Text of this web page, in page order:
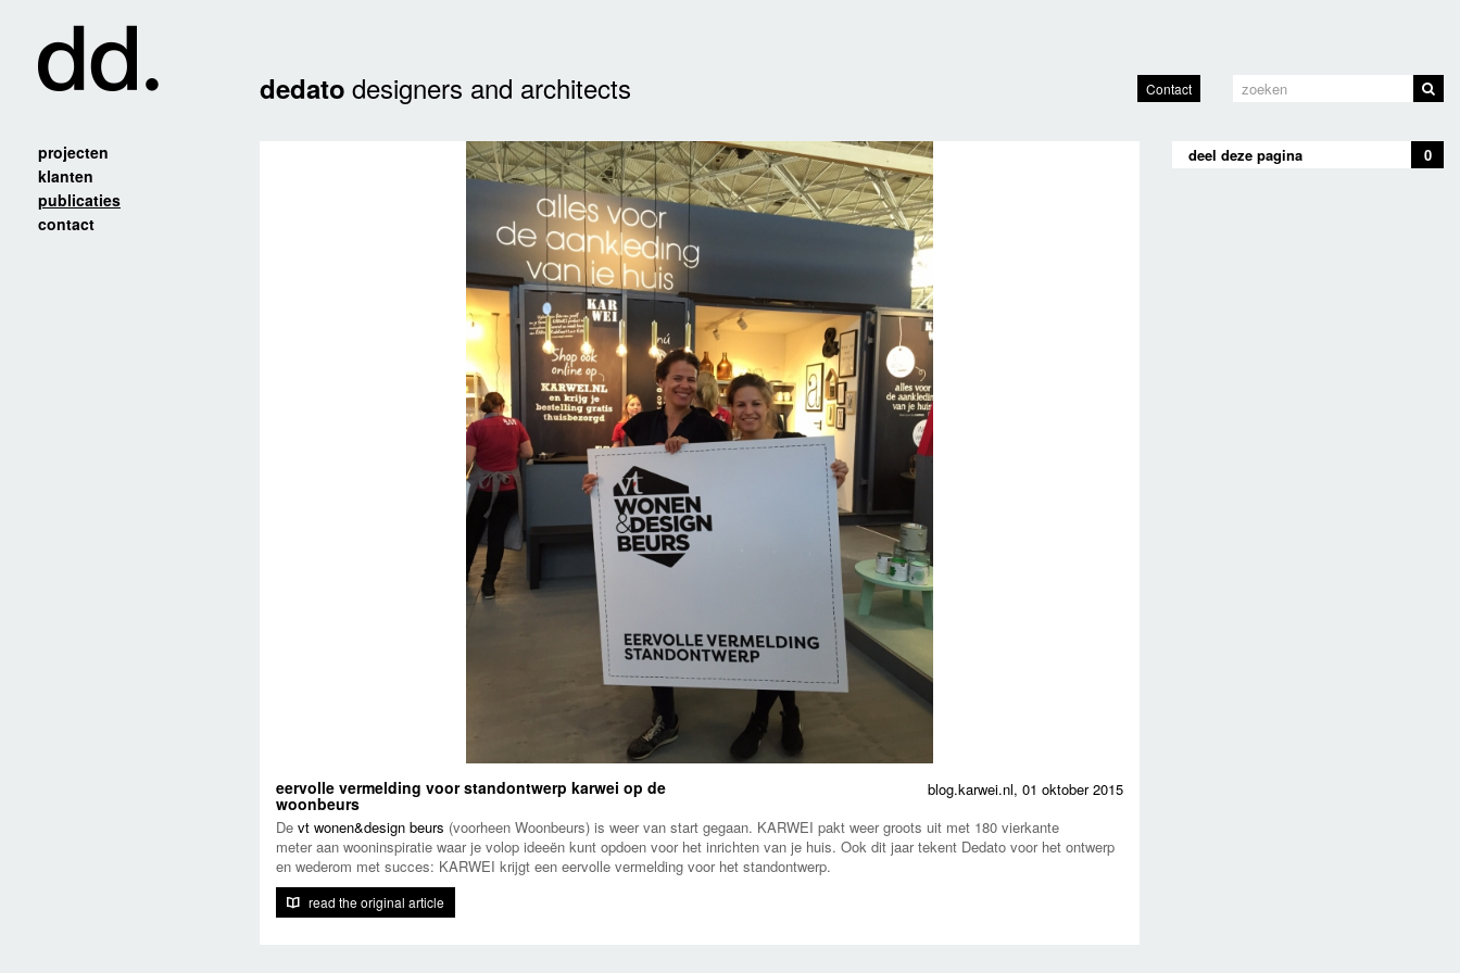
dedato designers and architects Contact
projecten
klanten
publicaties
contact
eervolle vermelding voor standontwerp karwei op de
woonbeurs
blog.karwei.nl, 01 oktober 2015
De vt wonen&design beurs (voorheen Woonbeurs) is weer van start gegaan. KARWEI pakt weer groots uit met 180 vierkante
meter aan wooninspiratie waar je volop ideeën kunt opdoen voor het inrichten van je huis. Ook dit jaar tekent Dedato voor het ontwerp
en wederom met succes: KARWEI krijgt een eervolle vermelding voor het standontwerp.
read the original article
deel deze pagina 0